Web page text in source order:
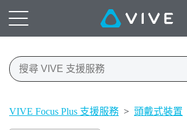
VIVE Focus Plus 支援服務 > 頭戴式裝置